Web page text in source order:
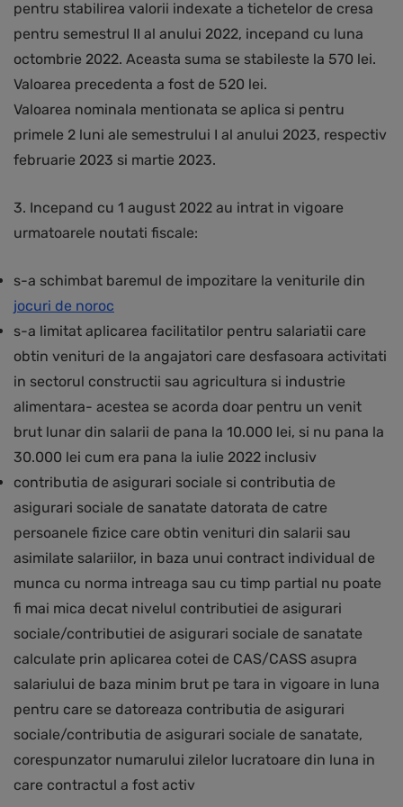
pentru stabilirea valorii indexate a tichetelor de cresa
pentru semestrul II al anului 2022, incepand cu luna
octombrie 2022. Aceasta suma se stabileste la 570 lei.
Valoarea precedenta a fost de 520 lei.
Valoarea nominala mentionata se aplica si pentru
primele 2 luni ale semestrului I al anului 2023, respectiv
februarie 2023 si martie 2023.
3. Incepand cu 1 august 2022 au intrat in vigoare
urmatoarele noutati fiscale:
s-a schimbat baremul de impozitare la veniturile din
jocuri de noroc
s-a limitat aplicarea facilitatilor pentru salariatii care
obtin venituri de la angajatori care desfasoara activitati
in sectorul constructii sau agricultura si industrie
alimentara- acestea se acorda doar pentru un venit
brut lunar din salarii de pana la 10.000 lei, si nu pana la
30.000 lei cum era pana la iulie 2022 inclusiv
contributia de asigurari sociale si contributia de
asigurari sociale de sanatate datorata de catre
persoanele fizice care obtin venituri din salarii sau
asimilate salariilor, in baza unui contract individual de
munca cu norma intreaga sau cu timp partial nu poate
fi mai mica decat nivelul contributiei de asigurari
sociale/contributiei de asigurari sociale de sanatate
calculate prin aplicarea cotei de CAS/CASS asupra
salariului de baza minim brut pe tara in vigoare in luna
pentru care se datoreaza contributia de asigurari
sociale/contributia de asigurari sociale de sanatate,
corespunzator numarului zilelor lucratoare din luna in
care contractul a fost activ